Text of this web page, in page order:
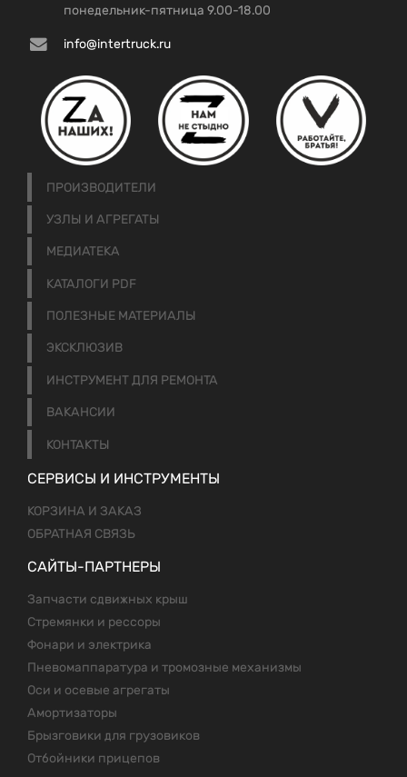
понедельник-пятница 9.00-18.00
info@intertruck.ru
ПРОИЗВОДИТЕЛИ
УЗЛЫ И АГРЕГАТЫ
МЕДИАТЕКА
КАТАЛОГИ PDF
ПОЛЕЗНЫЕ МАТЕРИАЛЫ
ЭКСКЛЮЗИВ
ИНСТРУМЕНТ ДЛЯ РЕМОНТА
ВАКАНСИИ
КОНТАКТЫ
СЕРВИСЫ И ИНСТРУМЕНТЫ
КОРЗИНА И ЗАКАЗ
ОБРАТНАЯ СВЯЗЬ
САЙТЫ-ПАРТНЕРЫ
Запчасти сдвижных крыш
Стремянки и рессоры
Фонари и электрика
Пневомаппаратура и тромозные механизмы
Оси и осевые агрегаты
Амортизаторы
Брызговики для грузовиков
Отбойники прицепов